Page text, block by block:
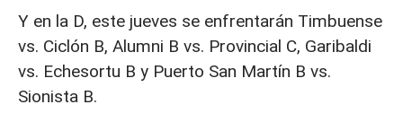
Y en la D, este jueves se enfrentarán Timbuense
vs. Ciclón B, Alumni B vs. Provincial C, Garibaldi
vs. Echesortu B y Puerto San Martín B vs.
Sionista B.